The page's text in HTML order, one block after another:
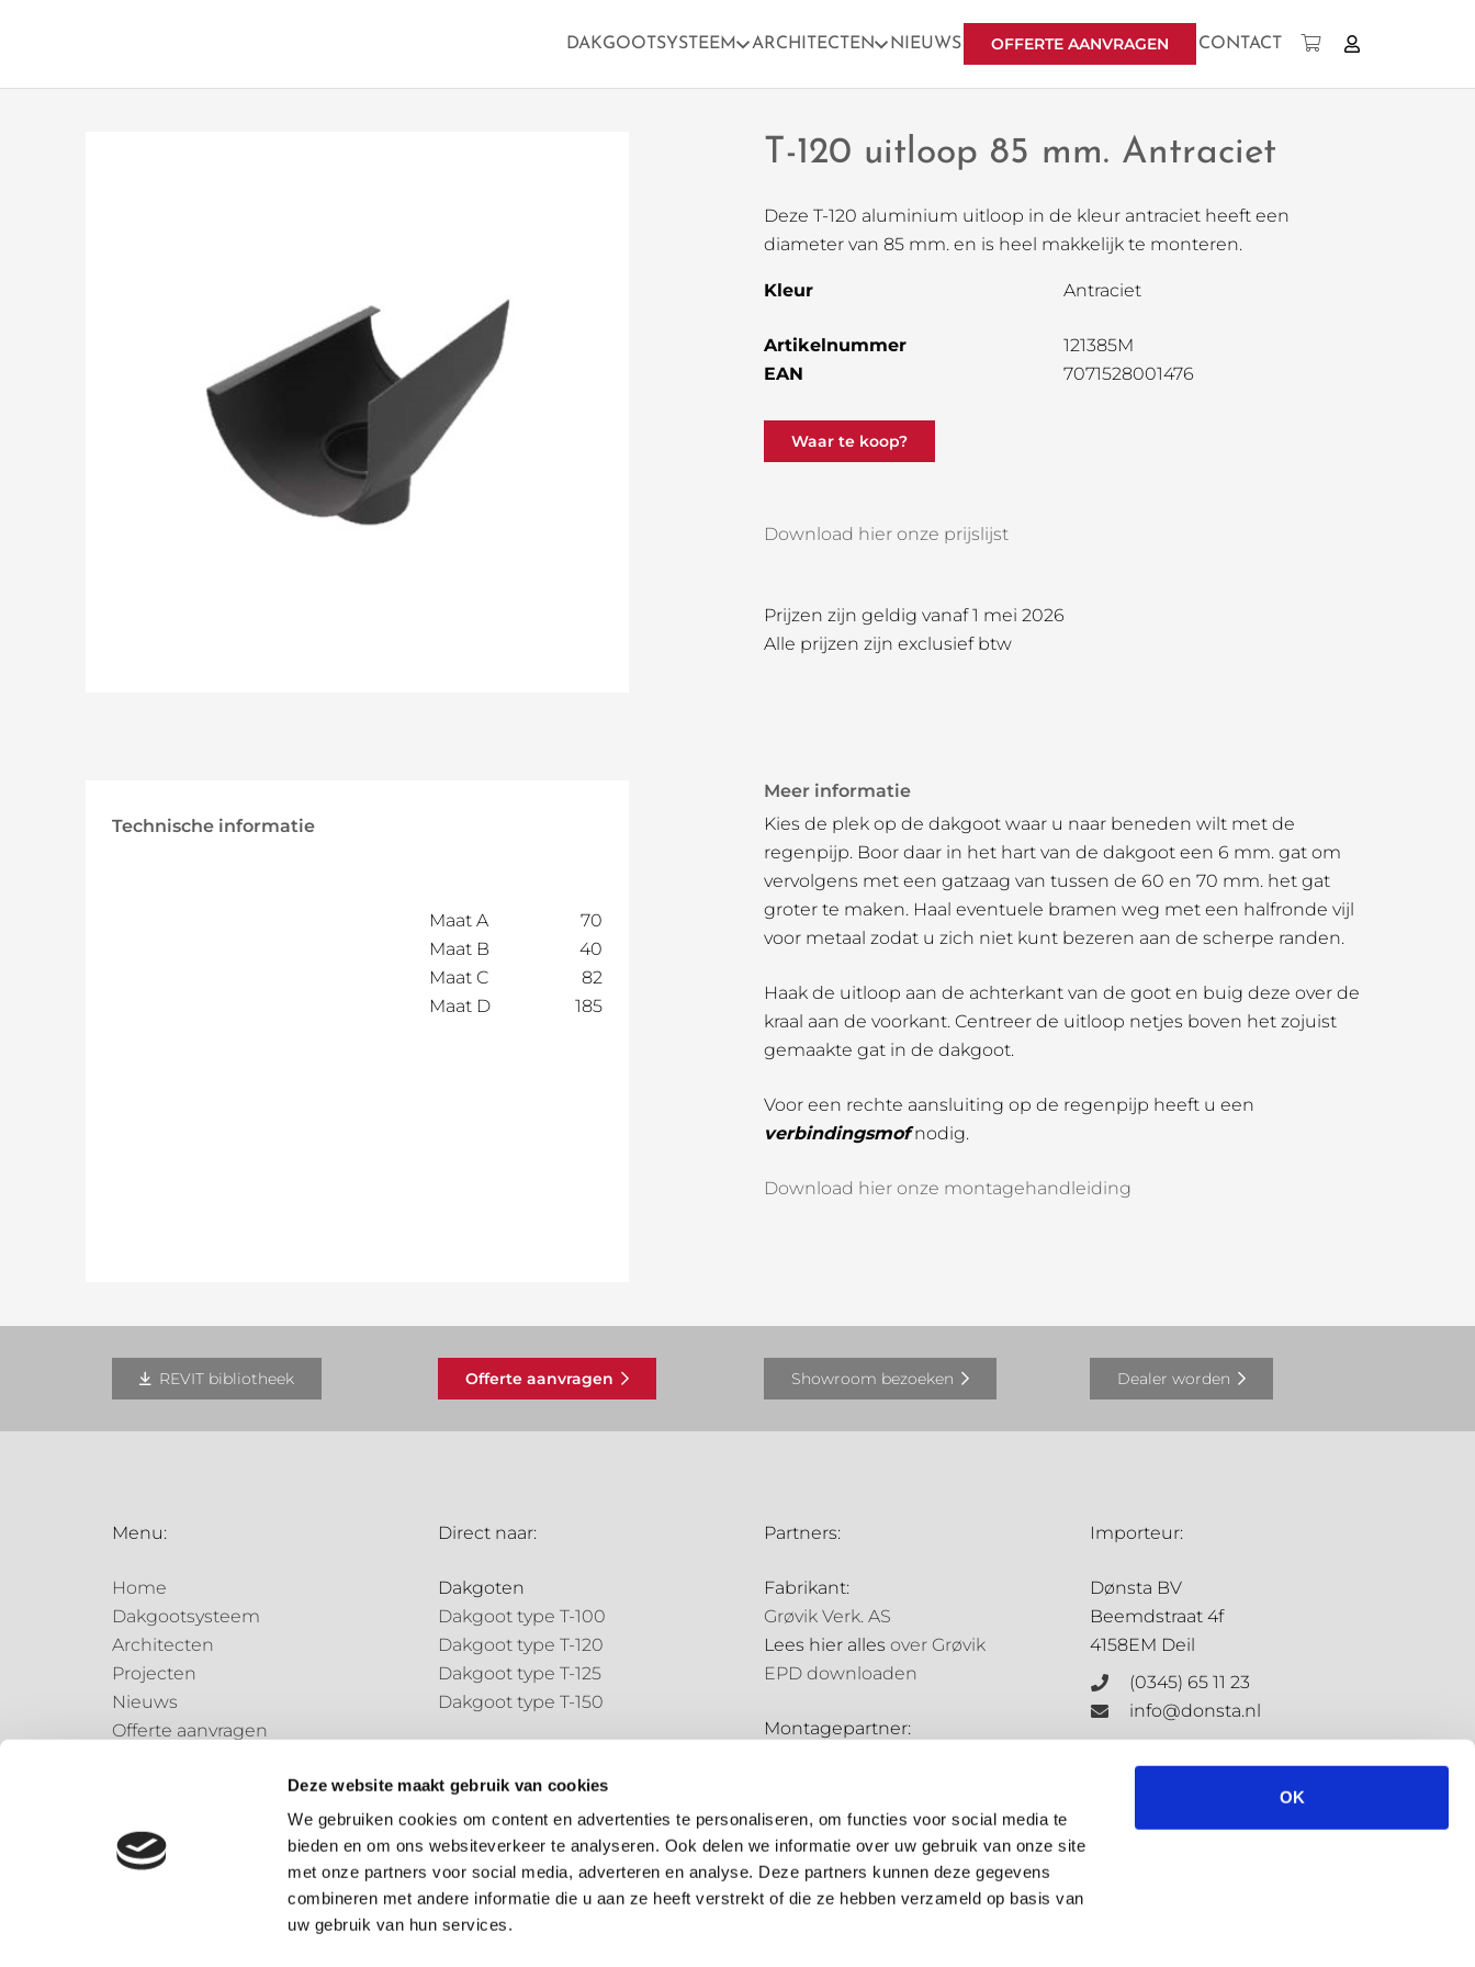
Deze website maakt gebruik van cookies
We gebruiken cookies om content en advertenties te personaliseren, om functies voor social media te
bieden en om ons websiteverkeer te analyseren. Ook delen we informatie over uw gebruik van onze site
met onze partners voor social media, adverteren en analyse. Deze partners kunnen deze gegevens
combineren met andere informatie die u aan ze heeft verstrekt of die ze hebben verzameld op basis van
uw gebruik van hun services.
OK
DAKGOOTSYSTEEM ARCHITECTEN NIEUWS OFFERTE AANVRAGEN CONTACT
T-120 uitloop 85 mm. Antraciet
Deze T-120 aluminium uitloop in de kleur antraciet heeft een
diameter van 85 mm. en is heel makkelijk te monteren.
Kleur Antraciet
Artikelnummer
121385M
EAN
7071528001476
Waar te koop?
Download hier onze prijslijst
Prijzen zijn geldig vanaf 1 mei 2026
Alle prijzen zijn exclusief btw
Technische informatie
Maat A
70
Maat B
40
Maat C
82
Maat D
185
Meer informatie
Kies de plek op de dakgoot waar u naar beneden wilt met de
regenpijp. Boor daar in het hart van de dakgoot een 6 mm. gat om
vervolgens met een gatzaag van tussen de 60 en 70 mm. het gat
groter te maken. Haal eventuele bramen weg met een halfronde vijl
voor metaal zodat u zich niet kunt bezeren aan de scherpe randen.
Haak de uitloop aan de achterkant van de goot en buig deze over de
kraal aan de voorkant. Centreer de uitloop netjes boven het zojuist
gemaakte gat in de dakgoot.
Voor een rechte aansluiting op de regenpijp heeft u een
verbindingsmofnodig.
Download hier onze montagehandleiding
REVIT bibliotheek Offerte aanvragen Showroom bezoeken Dealer worden
Menu:
Home
Dakgootsysteem
Architecten
Projecten
Nieuws
Offerte aanvragen
Direct naar:
Dakgoten
Dakgoot type T-100
Dakgoot type T-120
Dakgoot type T-125
Dakgoot type T-150
Regenpijp type N-70
Regenpijp type N-85
Speciale onderdelen
Speciale onderdelen
Partners:
Fabrikant:
Grøvik Verk. AS
Lees hier alles over Grøvik
EPD downloaden
Montagepartner:
Distributiepartners:
Bouwmarkt NL
Hubo
Importeur:
Dønsta BV
Beemdstraat 4f
4158EM Deil
(0345) 65 11 23
info@donsta.nl
Contactformulier